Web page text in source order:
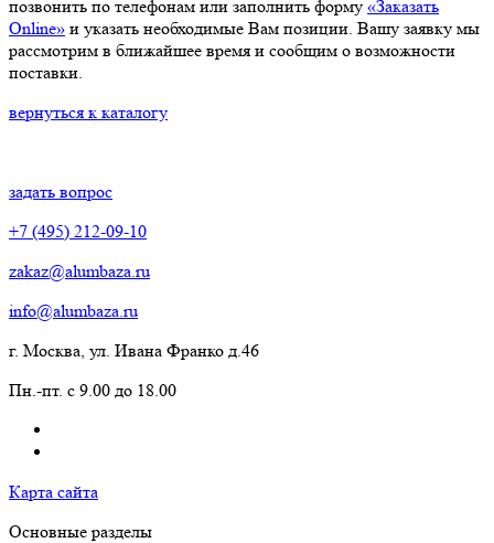
позвонить по телефонам или заполнить форму «Заказать
Online» и указать необходимые Вам позиции. Вашу заявку мы
рассмотрим в ближайшее время и сообщим о возможности
поставки.
вернуться к каталогу
задать вопрос
+7 (495) 212-09-10
zakaz@alumbaza.ru
info@alumbaza.ru
г. Москва, ул. Ивана Франко д.46
Пн.-пт. с 9.00 до 18.00
Карта сайта
Основные разделы